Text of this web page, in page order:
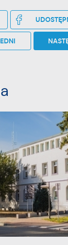
służą do
analizy
mogą
dostawców usług.
prezentujących
komunikatów